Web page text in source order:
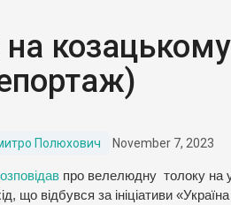
Полюхович November 7, 2023
про велелюдну толоку на
що відбувся за ініціативи